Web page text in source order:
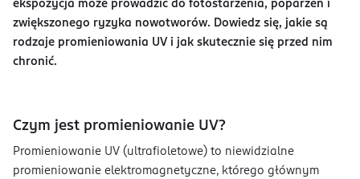
ekspozycja może prowadzić do fotostarzenia, poparzeń i
zwiększonego ryzyka nowotworów. Dowiedz się, jakie są
rodzaje promieniowania UV i jak skutecznie się przed nim
chronić.
Czym jest promieniowanie UV?
Promieniowanie UV (ultrafioletowe) to niewidzialne
promieniowanie elektromagnetyczne, którego głównym